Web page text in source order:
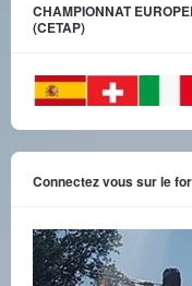
CHAMPIONNAT
(CETAP)
Connectez vous sur le